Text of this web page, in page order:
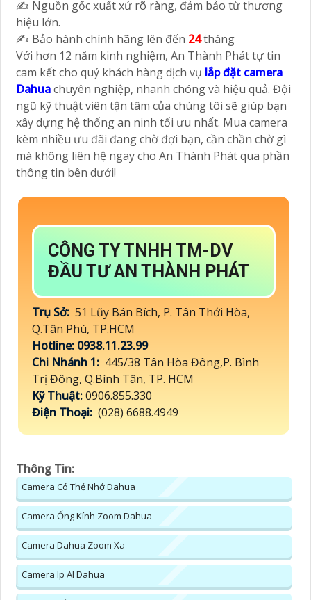
✍️ Nguồn gốc xuất xứ rõ ràng, đảm bảo từ thương
hiệu lớn.
✍️ Bảo hành chính hãng lên đến 24tháng
Với hơn 12 năm kinh nghiệm, An Thành Phát tự tin
cam kết cho quý khách hàng dịch vụ lắp đặt camera
Dahuachuyên nghiệp, nhanh chóng và hiệu quả. Đội
ngũ kỹ thuật viên tận tâm của chúng tôi sẽ giúp bạn
xây dựng hệ thống an ninh tối ưu nhất. Mua camera
kèm nhiều ưu đãi đang chờ đợi bạn, cần chần chờ gì
mà không liên hệ ngay cho An Thành Phát qua phần
thông tin bên dưới!
CÔNG TY TNHH TM-DV
ĐẦU TƯ AN THÀNH PHÁT
Trụ Sở: 51 Lũy Bán Bích, P. Tân Thới Hòa,
Q.Tân Phú, TP.HCM
Hotline: 0938.11.23.99
Chi Nhánh 1: 445/38 Tân Hòa Đông,P. Bình
Trị Đông, Q.Bình Tân, TP. HCM
Kỹ Thuật:0906.855.330
Điện Thoại: (028) 6688.4949
Thông Tin:
Camera Có Thẻ Nhớ Dahua
Camera Ống Kính Zoom Dahua
Camera Dahua Zoom Xa
Camera Ip AI Dahua